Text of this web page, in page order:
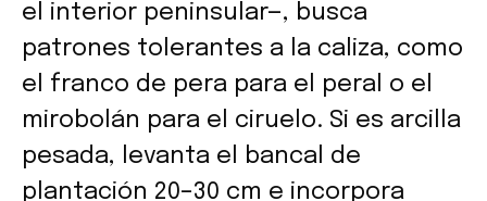
el interior peninsular—, busca
patrones tolerantes a la caliza, como
el franco de pera para el peral o el
mirobolán para el ciruelo. Si es arcilla
pesada, levanta el bancal de
plantación 20–30 cm e incorpora